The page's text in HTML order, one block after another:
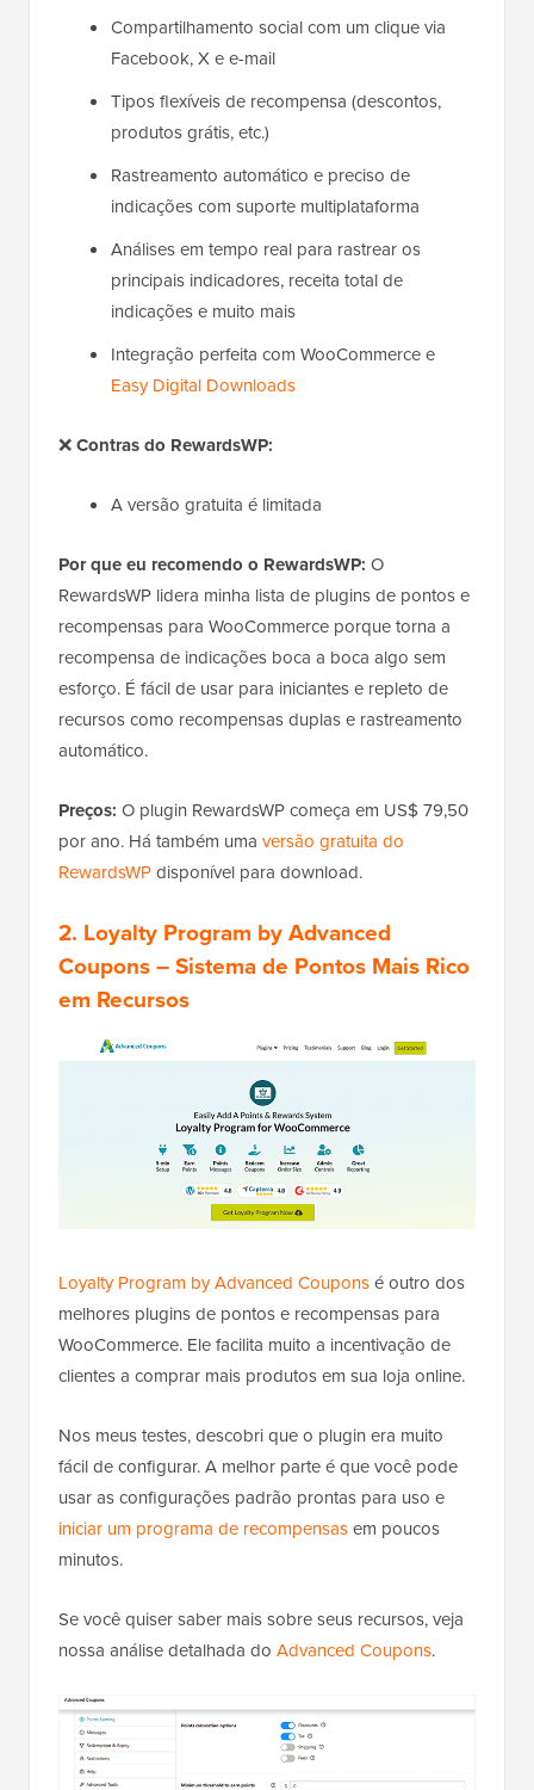
Compartilhamento social com um clique via
Facebook, X e e-mail
Tipos flexíveis de recompensa (descontos,
produtos grátis, etc.)
Rastreamento automático e preciso de
indicações com suporte multiplataforma
Análises em tempo real para rastrear os
principais indicadores, receita total de
indicações e muito mais
Integração perfeita com WooCommerce e
Easy Digital Downloads
❌Contras do RewardsWP:
A versão gratuita é limitada
Por que eu recomendo o RewardsWP: O
RewardsWP lidera minha lista de plugins de pontos e
recompensas para WooCommerce porque torna a
recompensa de indicações boca a boca algo sem
esforço. É fácil de usar para iniciantes e repleto de
recursos como recompensas duplas e rastreamento
automático.
Preços: O plugin RewardsWP começa em US$ 79,50
por ano. Há também uma versão gratuita do
RewardsWPdisponível para download.
2. Loyalty Program by Advanced
Coupons– Sistema de Pontos Mais Rico
em Recursos
Loyalty Program by Advanced Couponsé outro dos
melhores plugins de pontos e recompensas para
WooCommerce. Ele facilita muito a incentivação de
clientes a comprar mais produtos em sua loja online.
Nos meus testes, descobri que o plugin era muito
fácil de configurar. A melhor parte é que você pode
usar as configurações padrão prontas para uso e
iniciar um programa de recompensasem poucos
minutos.
Se você quiser saber mais sobre seus recursos, veja
nossa análise detalhada do Advanced Coupons.